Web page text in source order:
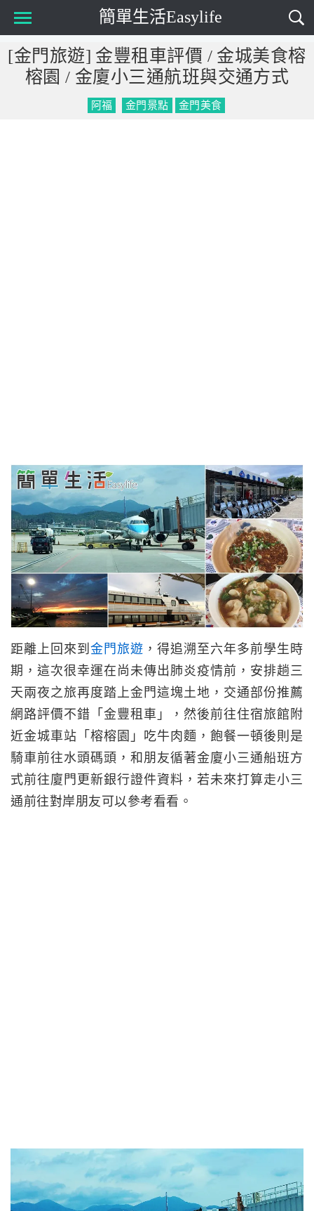
簡單生活Easylife
Main Menu
[金門旅遊] 金豐租車評價 / 金城美食榕
榕園 / 金廈小三通航班與交通方式
阿福 金門景點 金門美食
距離上回來到金門旅遊 ，得追溯至六年多前學生時
期，這次很幸運在尚未傳出肺炎疫情前，安排趟三
天兩夜之旅再度踏上金門這塊土地，交通部份推薦
網路評價不錯「金豐租車」，然後前往住宿旅館附
近金城車站「榕榕園」吃牛肉麵，飽餐一頓後則是
騎車前往水頭碼頭，和朋友循著金廈小三通船班方
式前往廈門更新銀行證件資料，若未來打算走小三
通前往對岸朋友可以參考看看。